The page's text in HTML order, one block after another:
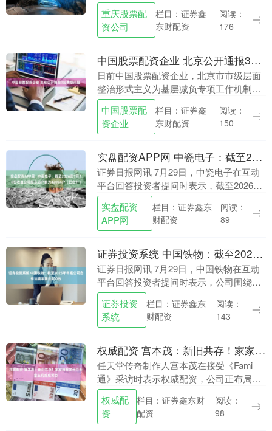
名，可大量网友晒出亲身经历，揭露低价
团藏着不少糟心套路重庆股票配资公司，
看完再也不敢贪便宜....
重庆股票配
资公司
栏目：证券鑫
东财配资
阅读：
176
中国股票配资企业 北京公开通报3起典型问题
日前中国股票配资企业，北京市市级层面
整治形式主义为基层减负专项工作机制办
公室、北京市纪委办公厅对3起整治形式主
义为基层减负典型问题进行通报。具体如
下： 1.昌平....
中国股票配
资企业
栏目：证券鑫
东财配资
阅读：
150
实盘配资APP网 中瓷电子：截至2026年7月20日收盘公司股东总户数为42094户（已合并）
证券日报网讯 7月29日，中瓷电子在互动
平台回答投资者提问时表示，截至2026年
7月20日收盘，公司股东总户数为42094户
（已合并）。 （文章来源：证券日报）....
实盘配资
APP网
栏目：证券鑫东
财配资
阅读：
89
证券投资系统 中国铁物：截至2025年年底公司自有运输车辆近400台
证券日报网讯 7月29日，中国铁物在互动
平台回答投资者提问时表示，公司围绕主
责主业不断加大自有运力建设，增强运力
资源控制力。截至2025年年底，公司自有
运输车辆....
证券投资
系统
栏目：证券鑫东
财配资
阅读：
143
权威配资 宫本茂：新旧共存！家家拥有多台任天堂主机或成常态
任天堂传奇制作人宫本茂在接受《Fami
通》采访时表示权威配资，公司正布局全
新市场形态，期望未来玩家家中普遍同时
保有新旧两代任天堂游戏主机，该模式能
够彻底规避新....
权威配
资
栏目：证券鑫东财
配资
阅读：
98